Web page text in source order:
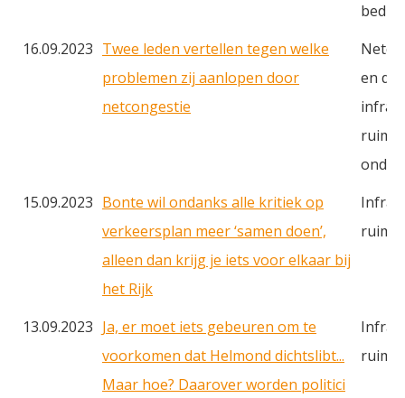
16.09.2023 Twee leden vertellen tegen welke
problemen zij aanlopen door
netcongestie
en
15.09.2023 Bonte wil ondanks alle kritiek op
verkeersplan meer ‘samen doen’,
alleen dan krijg je iets voor elkaar bij
het Rijk
ruimte
13.09.2023 Ja, er moet iets gebeuren om te
voorkomen dat Helmond dichtslibt...
Maar hoe? Daarover worden politici
ruimte